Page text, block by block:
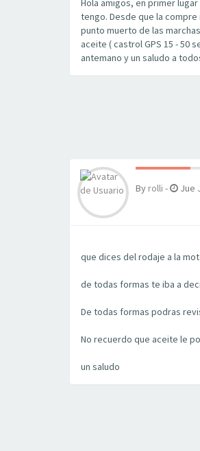
Hola amigos, en primer
tengo. Desde que la
punto muerto de las
aceite ( castrol GPS 15 - 50
antemano y un saludo a
By rolli - Jue
que dices del rodaje a la
de todas formas te iba a
De todas formas podras
No recuerdo que aceite le
un saludo